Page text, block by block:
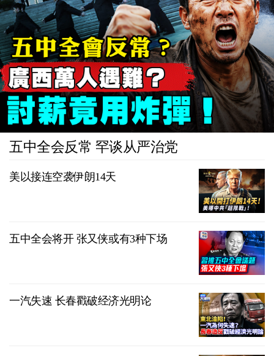
五中全会反常 罕谈从严治党
美以接连空袭伊朗14天
五中全会将开 张又侠或有3种下场
一汽失速 长春戳破经济光明论